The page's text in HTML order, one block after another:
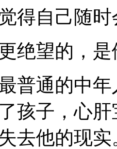
自己随时
望的，是
通的中年
孩子，心
去他的现实